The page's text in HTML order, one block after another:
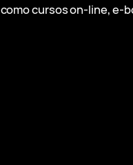
cursos on-line, e-